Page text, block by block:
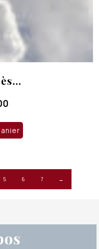
5 6 7 →